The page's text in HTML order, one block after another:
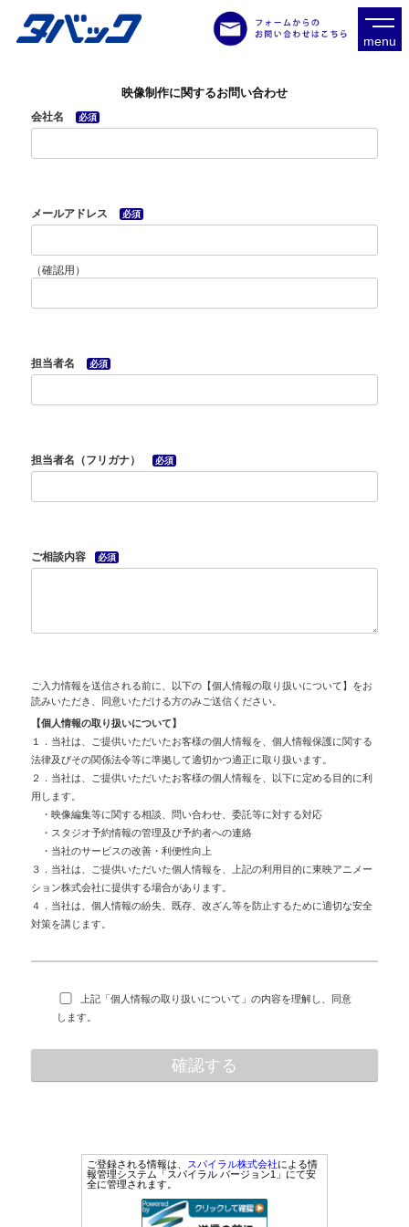
menu
タバックとは
業務フロー
作品一覧
映像制作に関するお問い合わせ
会社名
必須
メールアドレス 必須
（確認用）
担当者名 必須
担当者名（フリガナ） 必須
ご相談内容 必須
ご入力情報を送信される前に、以下の【個人情報の取り扱いについて】をお
読みいただき、同意いただける方のみご送信ください。
【個人情報の取り扱いについて】
１．当社は、ご提供いただいたお客様の個人情報を、個人情報保護に関する
法律及びその関係法令等に準拠して適切かつ適正に取り扱います。
２．当社は、ご提供いただいたお客様の個人情報を、以下に定める目的に利
用します。
・映像編集等に関する相談、問い合わせ、委託等に対する対応
・スタジオ予約情報の管理及び予約者への連絡
・当社のサービスの改善・利便性向上
３．当社は、ご提供いただいた個人情報を、上記の利用目的に東映アニメー
ション株式会社に提供する場合があります。
４．当社は、個人情報の紛失、既存、改ざん等を防止するために適切な安全
対策を講じます。
上記「個人情報の取り扱いについて」の内容を理解し、同意
します。
ご登録される情報は、 スパイラル株式会社による情
報管理システム「スパイラル バージョン1」にて安
全に管理されます。